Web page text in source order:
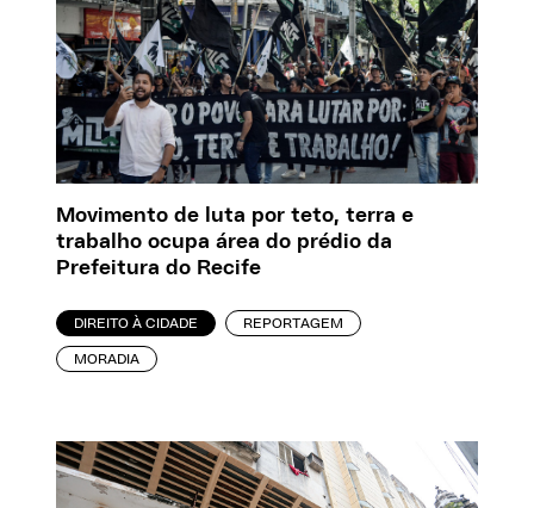
Movimento de luta por teto, terra e
trabalho ocupa área do prédio da
Prefeitura do Recife
DIREITO À CIDADE REPORTAGEM
MORADIA